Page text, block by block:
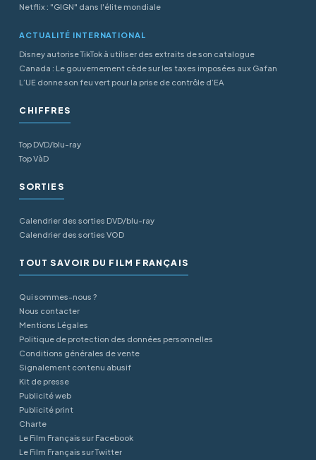
Netflix : "GIGN" dans l'élite mondiale
ACTUALITÉ INTERNATIONAL
Disney autorise TikTok à utiliser des extraits de son catalogue
Canada : Le gouvernement cède sur les taxes imposées aux Gafan
L’UE donne son feu vert pour la prise de contrôle d’EA
CHIFFRES
Top DVD/blu-ray
Top VàD
SORTIES
Calendrier des sorties DVD/blu-ray
Calendrier des sorties VOD
TOUT SAVOIR DU FILM FRANÇAIS
Qui sommes-nous ?
Nous contacter
Mentions Légales
Politique de protection des données personnelles
Conditions générales de vente
Signalement contenu abusif
Kit de presse
Publicité web
Publicité print
Charte
Le Film Français sur Facebook
Le Film Français sur Twitter